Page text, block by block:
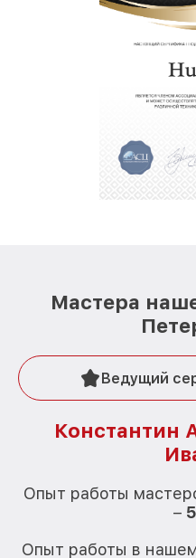
Мастера
Ведущий
Константин
Опыт работы
–
Опыт работы в